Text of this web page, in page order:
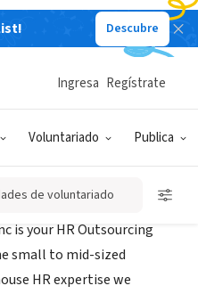
Descubre
Voluntariado Publica
Ingresa Regístrate
de voluntariado
(TERCER SECTOR)
is your HR Outsourcing
small to mid-sized
HR expertise we